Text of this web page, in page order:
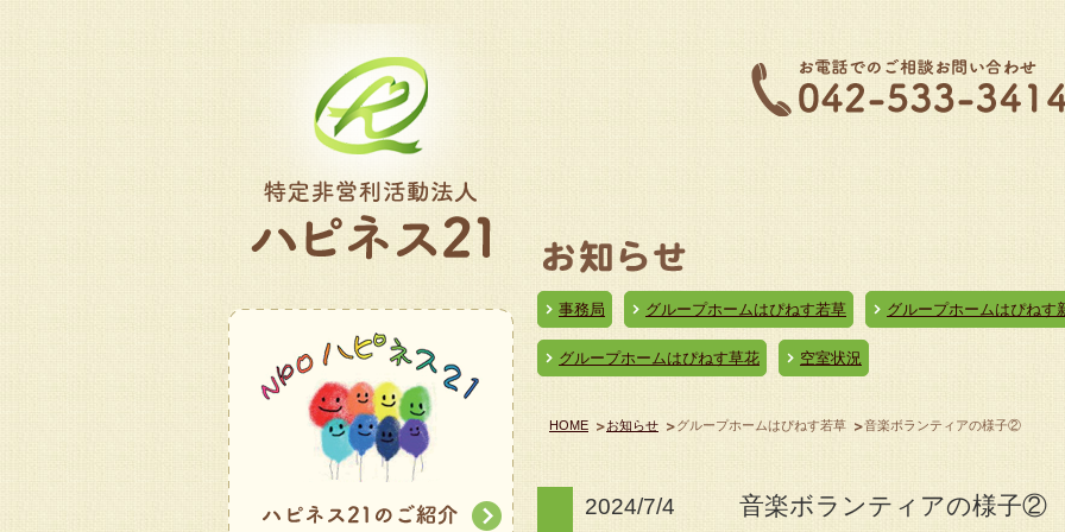
事務局 グループホームはぴねす若草 グループホームはぴねす
グループホームはぴねす草花 空室状況
HOME お知らせ グループホームはぴねす若草 音楽ボランティアの様子②
2024/7/4 音楽ボランティアの様子②